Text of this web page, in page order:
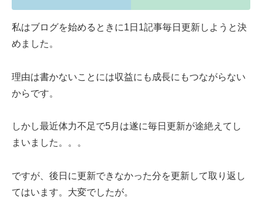
私はブログを始めるときに1日1記事毎日更新しようと決
めました。
理由は書かないことには収益にも成長にもつながらない
からです。
しかし最近体力不足で5月は遂に毎日更新が途絶えてし
まいました。。。
ですが、後日に更新できなかった分を更新して取り返し
てはいます。大変でしたが。